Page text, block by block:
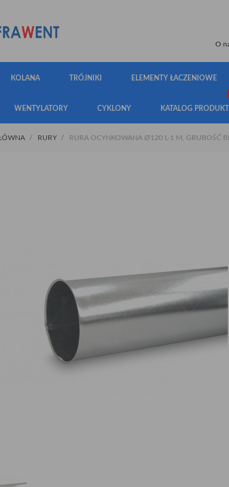
O
KOLANA TRÓJNIKI ELEMENTY ŁACZENIOWE
WENTYLATORY CYKLONY KATALOG
RURY RURA OCYNKOWANA Ø120 L-1 M, GRUBOŚĆ